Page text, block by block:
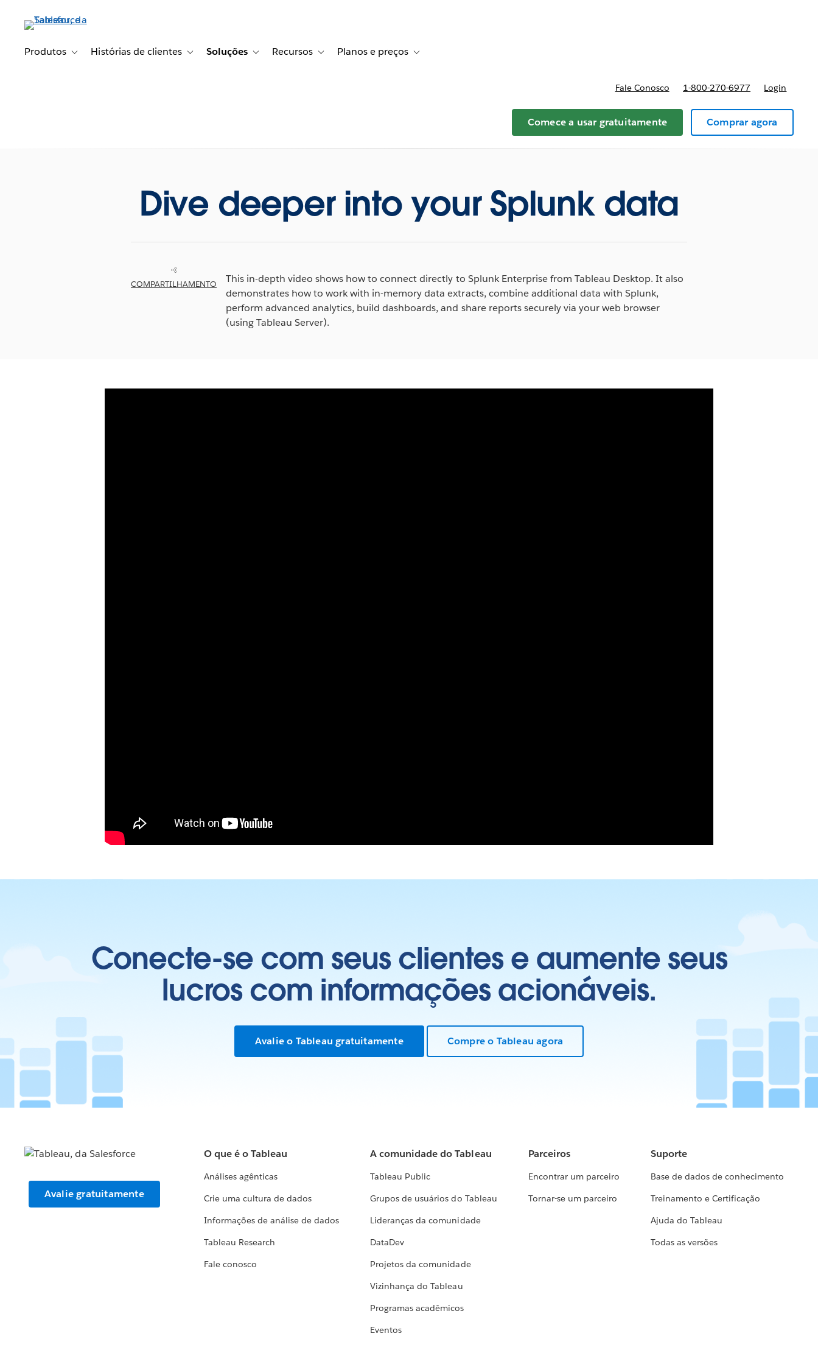
conteúdoProdutos Toggle sub-navigation for Produtos
Histórias de clientes Toggle sub-navigation for Histórias de clientes
Soluções Toggle sub-navigation for Soluções
Recursos Toggle sub-navigation for Recursos
Planos e preços Toggle sub-navigation for Planos e preços
Fale Conosco 1-800-270-6977 Login
Comece a usar gratuitamente Comprar agora
Dive deeper into your Splunk data
COMPARTILHAMENTO
This in-depth video shows how to connect directly to Splunk Enterprise from Tableau Desktop. It also
demonstrates how to work with in-memory data extracts, combine additional data with Splunk,
perform advanced analytics, build dashboards, and share reports securely via your web browser
(using Tableau Server).
Conecte-se com seus clientes e aumente seus
lucros com informações acionáveis.
Avalie o Tableau gratuitamente Compre o Tableau agora
Avalie gratuitamente
O que é o Tableau
Análises agênticas
Crie uma cultura de dados
Informações de análise de dados
Tableau Research
Fale conosco
A comunidade do Tableau
Tableau Public
Grupos de usuários do Tableau
Lideranças da comunidade
DataDev
Projetos da comunidade
Vizinhança do Tableau
Programas acadêmicos
Eventos
Parceiros
Encontrar um parceiro
Tornar-se um parceiro
Suporte
Base de dados de conhecimento
Treinamento e Certificação
Ajuda do Tableau
Todas as versões